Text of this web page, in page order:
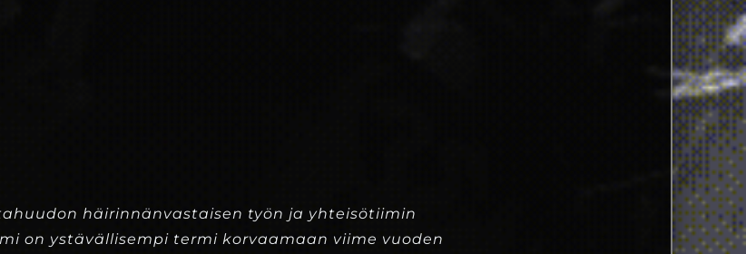
häirinnänvastaisen työn ja yhteisötiimin
on ystävällisempi termi korvaamaan viime vuoden